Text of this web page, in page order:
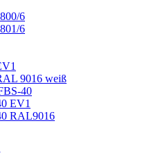
6
6
9016 weiß
40
EV1
RAL9016